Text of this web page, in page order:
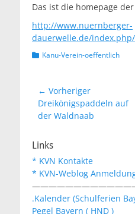
Das ist die homepage
http://www.nuernberger-
dauerwelle.de/
Kategorien
Kanu-Verein-oeffentlich
Beitragsnavigation
← Vorheriger
Vorheriger
Beitrag:
Dreikönigspaddeln auf
der Waldnaab
Links
* KVN Kontakte
* KVN-Weblog
.Kalender (Schulferien
Pegel Bayern ( HND )